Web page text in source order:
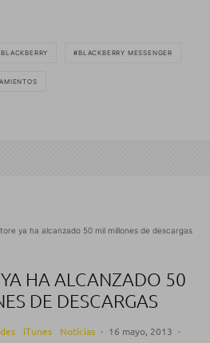
BLACKBERRY BLACKBERRY MESSENGER
ya ha alcanzado 50 mil millones de descargas
HA ALCANZADO 50
DE DESCARGAS
iTunes Noticias · 16 mayo, 2013 ·